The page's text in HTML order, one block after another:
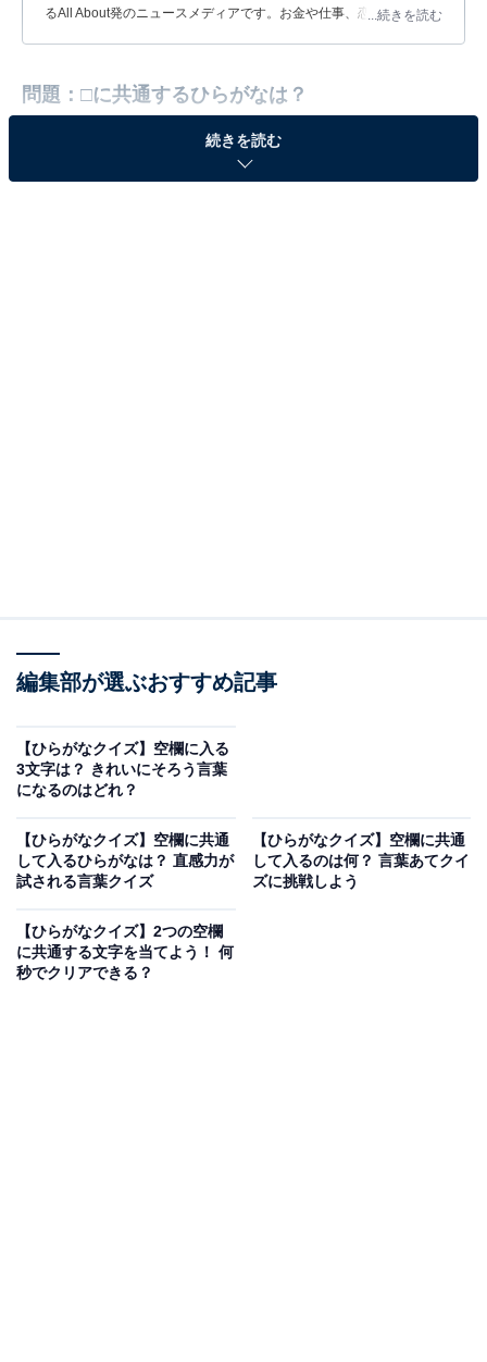
るAll About発のニュースメディアです。お金や仕事、恋愛、ITに関
...続きを読む
問題：□に共通するひらがなは？
かいけ□□く
で激しい状態。風邪などで体温が上がったときに飲むお
薬。そして、トラブルやピンチに陥ったときにそれを乗
さい。
次ページ
続きを読む
編集部が選ぶおすすめ記事
【ひらがなクイズ】空欄に入る
3文字は？ きれいにそろう言葉
になるのはどれ？
【ひらがなクイズ】空欄に共通
して入るひらがなは？ 直感力が
試される言葉クイズ
【ひらがなクイズ】空欄に共通
して入るのは何？ 言葉あてクイ
ズに挑戦しよう
【ひらがなクイズ】2つの空欄
に共通する文字を当てよう！ 何
秒でクリアできる？